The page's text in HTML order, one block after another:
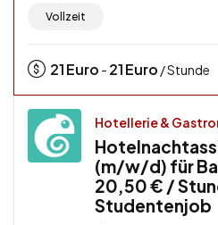
Vollzeit
21Euro - 21Euro / Stunde
Hotellerie &
(m/w/d) für
20,50 € /
Studentenjob